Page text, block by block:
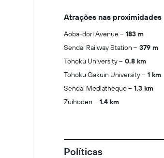
Atrações nas proximidades
Aoba-dori Avenue
183 m
Sendai Railway Station
379 m
Tohoku University
0.8 km
Tohoku Gakuin University
1 km
Sendai Mediatheque
1.3 km
Zuihoden
1.4 km
Políticas